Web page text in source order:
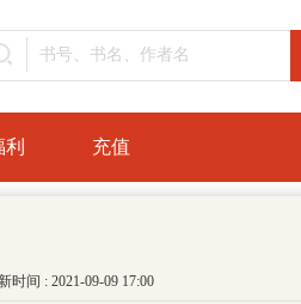
充值
时间 : 2021-09-09 17:00